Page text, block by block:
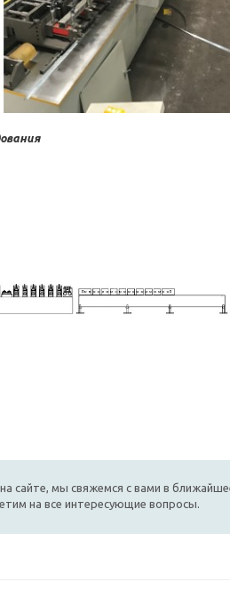
сайте, мы свяжемся с вами в
на все интересующие вопросы.